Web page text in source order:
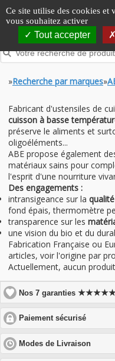
Panneau de gestion des
Ce site utilise des cookies et
vous souhaitez activer
Tout accepter
»Recherche par marques»
Fabricant d'ustensiles de
cuisson à basse
préserve le aliments et
oligoéléments...
ABE propose également
matériaux sains pour
l'esprit d'une nourriture
Des engagements :
intransigeance sur la qualité
fond épais, thermomètre
transparence sur les
une vision du bio et du
Fabrication Française ou
articles, voir l'origine par
Actuellement, aucun
Nos 7 garanties
Paiement sécurisé
to
expand
Modes de Livraison
to